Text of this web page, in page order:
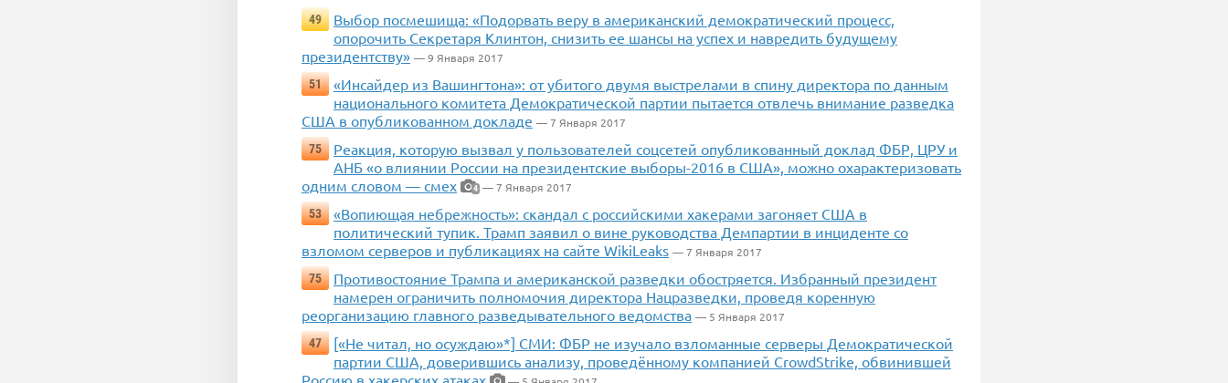
49
Выбор посмешища: «Подорвать веру в американский демократический процесс,
опорочить Секретаря Клинтон, снизить ее шансы на успех и навредить будущему
президентству» — 9 Января 2017
51
«Инсайдер из Вашингтона»: от убитого двумя выстрелами в спину директора по данным
национального комитета Демократической партии пытается отвлечь внимание разведка
США в опубликованном докладе — 7 Января 2017
75
Реакция, которую вызвал у пользователей соцсетей опубликованный доклад ФБР, ЦРУ и
АНБ «о влиянии России на президентские выборы-2016 в США», можно охарактеризовать
одним словом — смех
4 — 7 Января 2017
53
«Вопиющая небрежность»: скандал с российскими хакерами загоняет США в
политический тупик. Трамп заявил о вине руководства Демпартии в инциденте со
взломом серверов и публикациях на сайте WikiLeaks — 7 Января 2017
75
Противостояние Трампа и американской разведки обостряется. Избранный президент
намерен ограничить полномочия директора Нацразведки, проведя коренную
реорганизацию главного разведывательного ведомства — 5 Января 2017
47
[«Не читал, но осуждаю»*] СМИ: ФБР не изучало взломанные серверы Демократической
партии США, доверившись анализу, проведённому компанией CrowdStrike, обвинившей